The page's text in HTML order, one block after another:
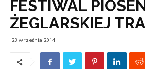
FESTIWAL
ŻEGLARSKIEJ
23 września 2014